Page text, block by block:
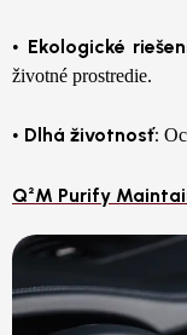
• Ekologické
životné prostredie.
• Dlhá životnosť:
Q²M Purify